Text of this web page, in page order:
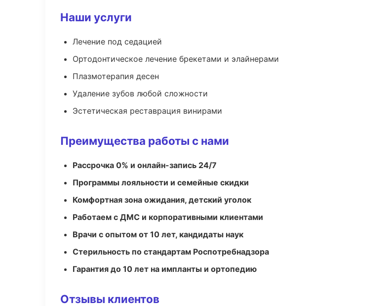
Наши услуги
Лечение под седацией
Ортодонтическое лечение брекетами и элайнерами
Плазмотерапия десен
Удаление зубов любой сложности
Эстетическая реставрация винирами
Преимущества работы с нами
Рассрочка 0% и онлайн-запись 24/7
Программы лояльности и семейные скидки
Комфортная зона ожидания, детский уголок
Работаем с ДМС и корпоративными клиентами
Врачи с опытом от 10 лет, кандидаты наук
Стерильность по стандартам Роспотребнадзора
Гарантия до 10 лет на импланты и ортопедию
Отзывы клиентов